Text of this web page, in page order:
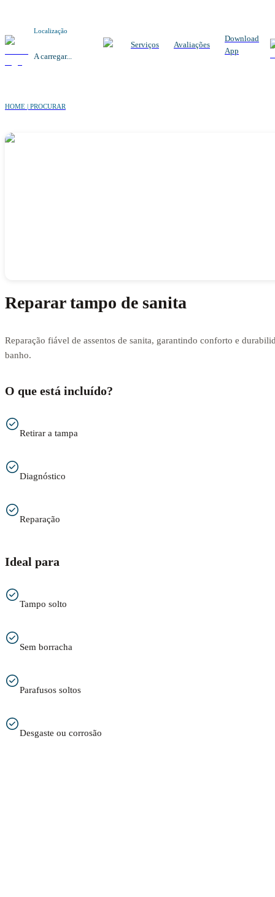
Localização
A carregar...
Serviços Avaliações
Download
App
HOME | PROCURAR
Reparar tampo de sanita
Reparação fiável de assentos de sanita, garantindo conforto e
banho.
O que está incluído?
Retirar a tampa
Diagnóstico
Reparação
Ideal para
Tampo solto
Sem borracha
Parafusos soltos
Desgaste ou corrosão